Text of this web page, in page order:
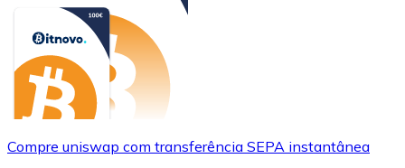
Compre uniswap com transferência SEPA instantânea